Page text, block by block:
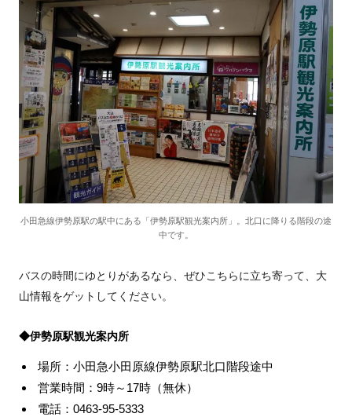
小田急線伊勢原駅の駅中にある「伊勢原駅観光案内所」。北口に降りる階段の途
中です。
バスの時間にゆとりがあるなら、ぜひこちらに立ち寄って、大
山情報をゲットしてください。
◆伊勢原駅観光案内所
場所：小田急小田原線伊勢原駅北口階段途中
営業時間：9時～17時（無休）
電話：0463-95-5333